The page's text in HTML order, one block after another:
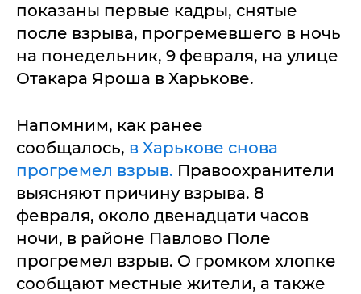
показаны первые кадры, снятые
после взрыва, прогремевшего в ночь
на понедельник, 9 февраля, на улице
Отакара Яроша в Харькове.
Напомним, как ранее
сообщалось, в Харькове снова
прогремел взрыв. Правоохранители
выясняют причину взрыва. 8
февраля, около двенадцати часов
ночи, в районе Павлово Поле
прогремел взрыв. О громком хлопке
сообщают местные жители, а также